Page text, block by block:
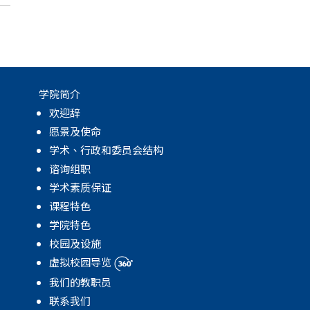
学院简介
欢迎辞
愿景及使命
学术、行政和委员会结构
谘询组职
学术素质保证
课程特色
学院特色
校园及设施
虚拟校园导览
我们的教职员
联系我们